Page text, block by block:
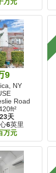
9
NY
Road
23天
6英里
万元